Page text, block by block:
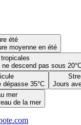
été
moyenne en été
descend pas sous
dépasse 35°C
Jours
mer
de la mer